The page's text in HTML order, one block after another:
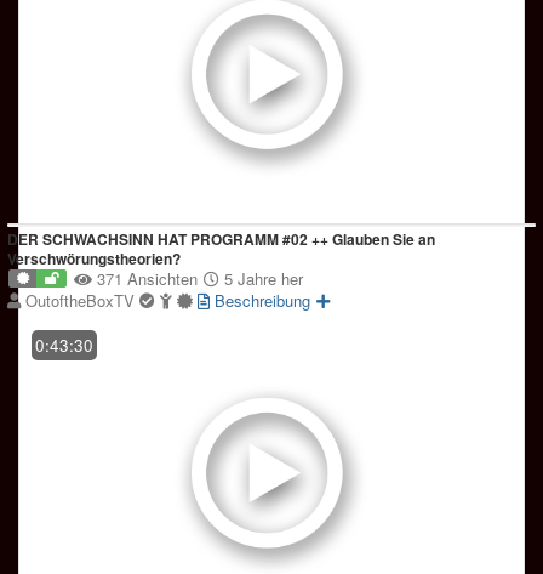
DER SCHWACHSINN HAT PROGRAMM #02 ++ Glauben Sie an
Verschwörungstheorien?
371 Ansichten
5 Jahre her
OutoftheBoxTV
Beschreibung
0:43:30